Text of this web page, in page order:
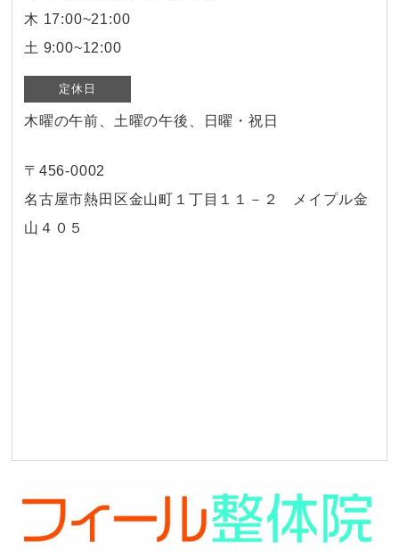
木 17:00~21:00
土 9:00~12:00
定休日
木曜の午前、土曜の午後、日曜・祝日
〒456-0002
名古屋市熱田区金山町１丁目１１－２ メイプル金
山４０５